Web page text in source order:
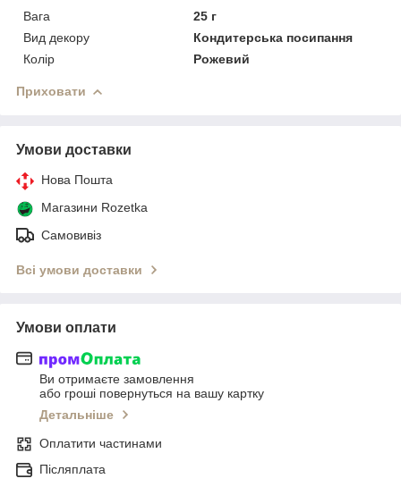
Вага
25 г
Вид декору
Кондитерська посипання
Колір
Рожевий
Приховати
Умови доставки
Нова Пошта
Магазини Rozetka
Самовивіз
Всі умови доставки
Умови оплати
Ви отримаєте замовлення
або гроші повернуться на вашу картку
Детальніше
Оплатити частинами
Післяплата